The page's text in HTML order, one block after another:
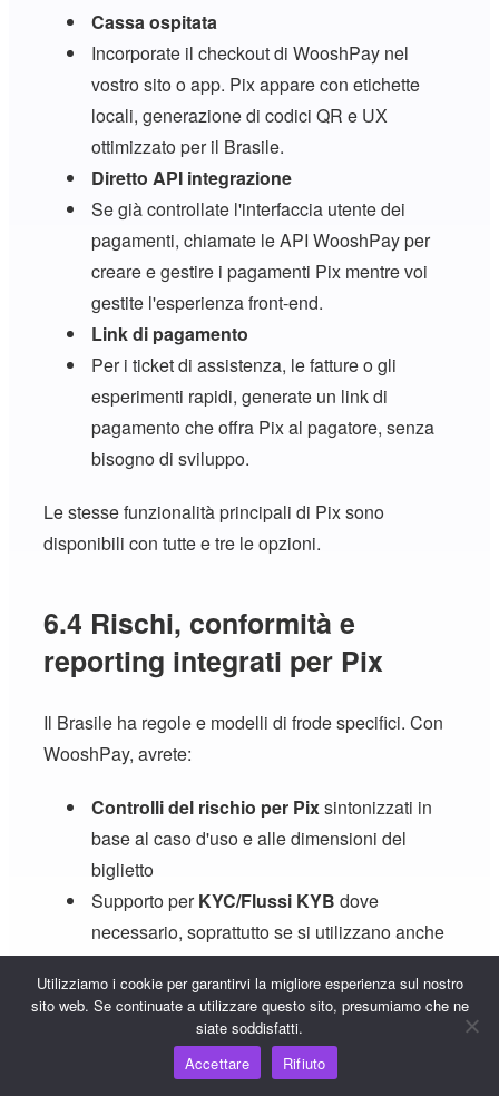
Cassa ospitata
Incorporate il checkout di WooshPay nel
vostro sito o app. Pix appare con etichette
locali, generazione di codici QR e UX
ottimizzato per il Brasile.
Diretto APIintegrazione
Se già controllate l'interfaccia utente dei
pagamenti, chiamate le API WooshPay per
creare e gestire i pagamenti Pix mentre voi
gestite l'esperienza front-end.
Link di pagamento
Per i ticket di assistenza, le fatture o gli
esperimenti rapidi, generate un link di
pagamento che offra Pix al pagatore, senza
bisogno di sviluppo.
Le stesse funzionalità principali di Pix sono
disponibili con tutte e tre le opzioni.
6.4 Rischi, conformità e
reporting integrati per Pix
Il Brasile ha regole e modelli di frode specifici. Con
WooshPay, avrete:
Controlli del rischio per Pixsintonizzati in
base al caso d'uso e alle dimensioni del
biglietto
Supporto perKYC/Flussi KYB dove
necessario, soprattutto se si utilizzano anche
altri prodotti WooshPay
Registri e rapporti pronti per l'auditin modo
che i team finanziari, operativi e di conformità
possano lavorare da un'unica fonte di verità.
Utilizziamo i cookie per garantirvi la migliore esperienza sul nostro
sito web. Se continuate a utilizzare questo sito, presumiamo che ne
siate soddisfatti.
Accettare
Rifiuto